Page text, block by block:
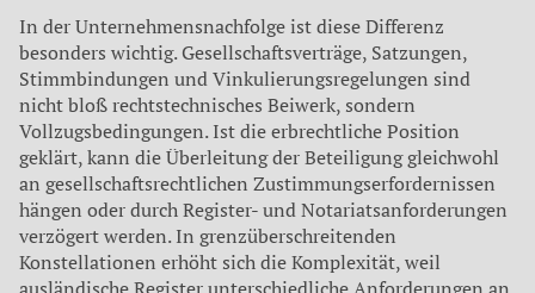
In der Unternehmensnachfolge ist diese Differenz
besonders wichtig. Gesellschaftsverträge, Satzungen,
Stimmbindungen und Vinkulierungsregelungen sind
nicht bloß rechtstechnisches Beiwerk, sondern
Vollzugsbedingungen. Ist die erbrechtliche Position
geklärt, kann die Überleitung der Beteiligung gleichwohl
an gesellschaftsrechtlichen Zustimmungserfordernissen
hängen oder durch Register- und Notariatsanforderungen
verzögert werden. In grenzüberschreitenden
Konstellationen erhöht sich die Komplexität, weil